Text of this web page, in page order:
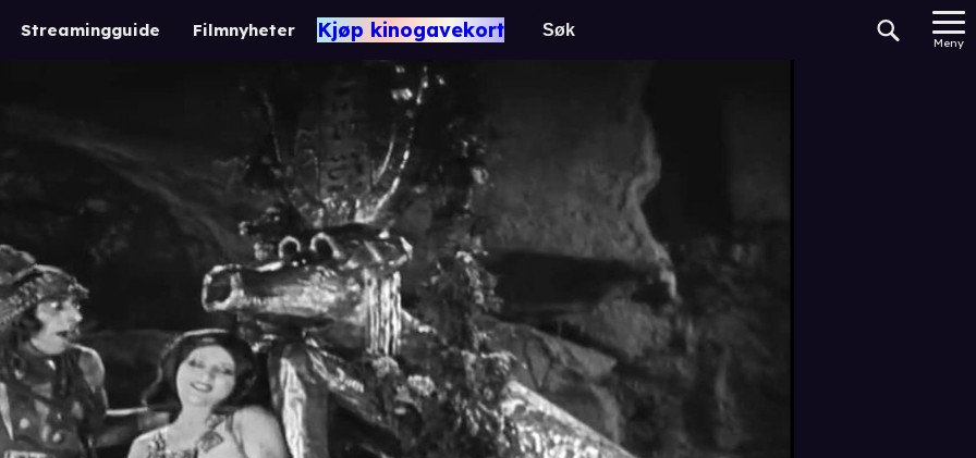
Streamingguide Filmnyheter Kjøp kinogavekort
Meny